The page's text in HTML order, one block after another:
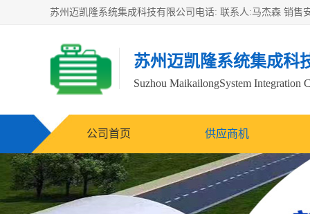
苏州迈凯隆系统集成科
Suzhou MaikailongSystem Integration
公司首页 供应商机